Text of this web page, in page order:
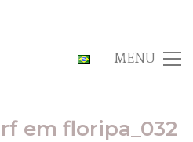
MENU
em floripa_032